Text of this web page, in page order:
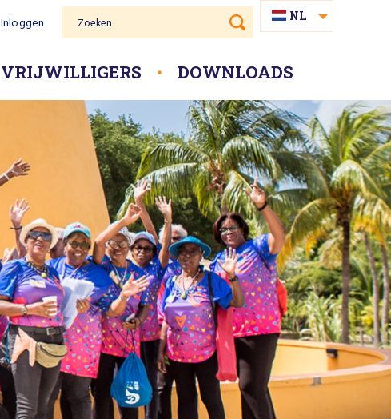
NL
VRIJWILLIGERS DOWNLOADS
Inloggen Zoeken